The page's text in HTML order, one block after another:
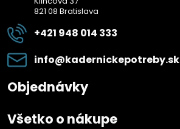
821 08 Bratislava
+421 948 014 333
info​@kadernickepotreby​.sk
Objednávky
Všetko o nákupe